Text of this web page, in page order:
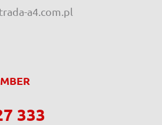
a4.com.pl
333